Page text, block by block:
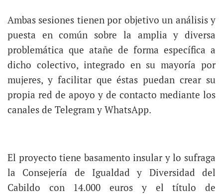
Ambas sesiones tienen por objetivo un análisis y
puesta en común sobre la amplia y diversa
problemática que atañe de forma específica a
dicho colectivo, integrado en su mayoría por
mujeres, y facilitar que éstas puedan crear su
propia red de apoyo y de contacto mediante los
canales de Telegram y WhatsApp.
El proyecto tiene basamento insular y lo sufraga
la Consejería de Igualdad y Diversidad del
Cabildo con 14.000 euros y el título de